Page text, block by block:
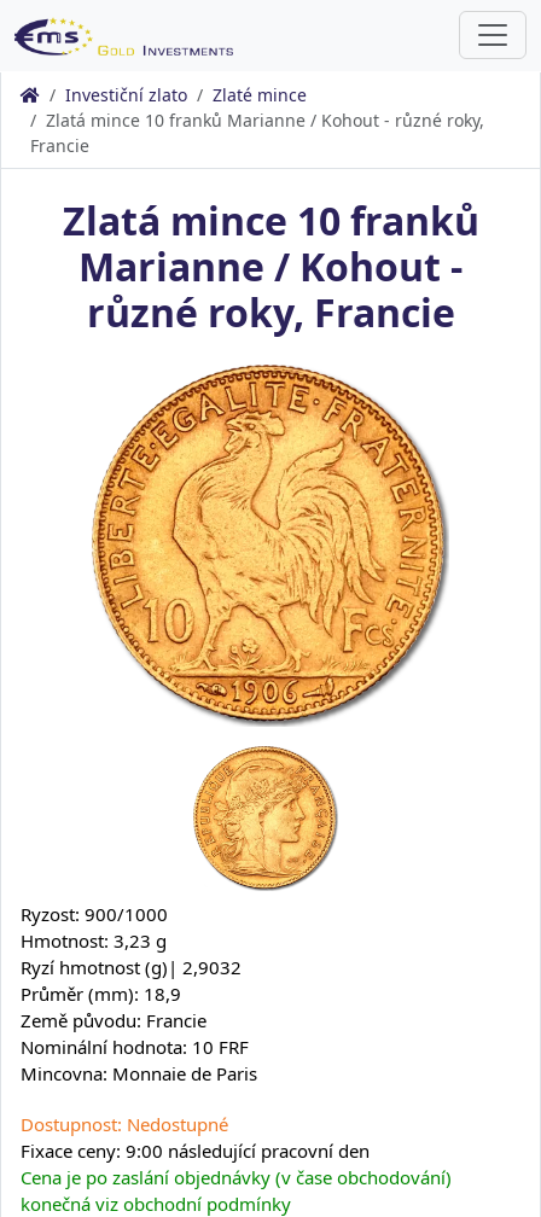
Investiční zlato
Zlaté mince
Zlatá mince 10 franků Marianne / Kohout - různé roky,
Francie
Zlatá mince 10 franků
Marianne / Kohout -
různé roky, Francie
Ryzost: 900/1000
Hmotnost: 3,23 g
Ryzí hmotnost (g)| 2,9032
Průměr (mm): 18,9
Země původu: Francie
Nominální hodnota: 10 FRF
Mincovna: Monnaie de Paris
Dostupnost: Nedostupné
Fixace ceny: 9:00 následující pracovní den
Cena je po zaslání objednávky (v čase obchodování)
konečná viz obchodní podmínky